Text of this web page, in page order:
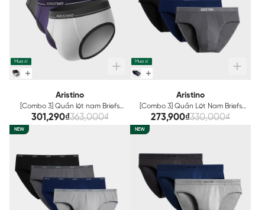
Mua sỉ
Aristino
[Combo 3] Quần lót nam Briefs
Aristino Polyamide Thông hơi
ABF003EXP03
301,290₫363,000₫
Mua sỉ
Aristino
[Combo 3] Quần Lót Nam Briefs
Bamboo Aristino ABF005EXP03
273,900₫330,000₫
NEW NEW